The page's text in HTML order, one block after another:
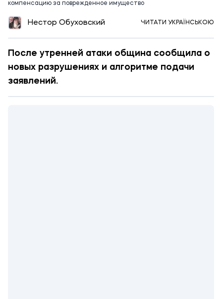
компенсацию за поврежденное имущество
Нестор Обуховский ЧИТАТИ УКРАЇНСЬКОЮ
После утренней атаки община сообщила о
новых разрушениях и алгоритме подачи
заявлений.